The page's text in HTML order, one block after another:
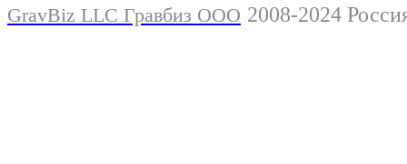
GravBiz LLC Гравбиз ООО 2008-2024